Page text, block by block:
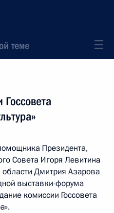
теме
Президента,
Совета Игоря Левитина
Дмитрия Азарова
выставки-форума
комиссии Госсовета